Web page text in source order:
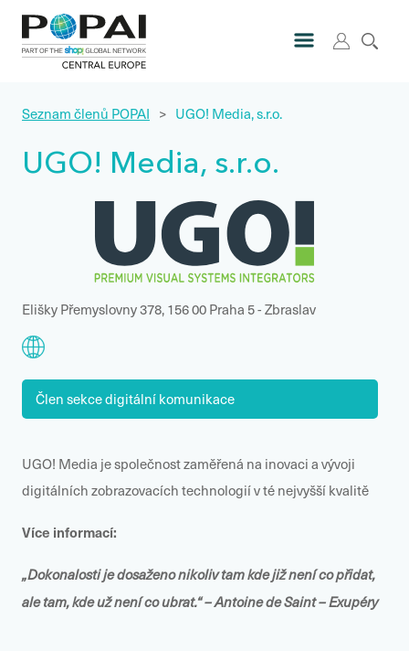
Seznam členů POPAI > UGO! Media, s.r.o.
UGO! Media, s.r.o.
Elišky Přemyslovny 378, 156 00 Praha 5 - Zbraslav
Člen sekce digitální komunikace
UGO! Media je společnost zaměřená na inovaci a vývoji
digitálních zobrazovacích technologií v té nejvyšší kvalitě
Více informací:
„Dokonalosti je dosaženo nikoliv tam kde již není co přidat,
ale tam, kde už není co ubrat.“ – Antoine de Saint – Exupéry